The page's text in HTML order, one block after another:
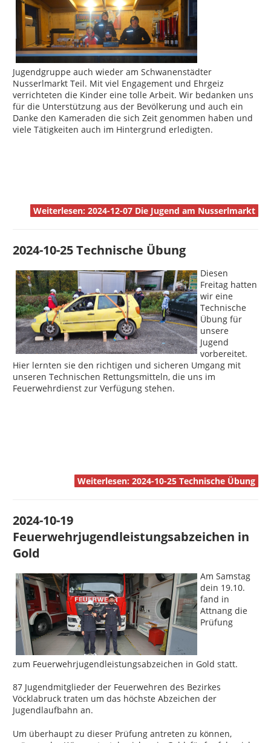
Jugendgruppe auch wieder am Schwanenstädter
Nusserlmarkt Teil. Mit viel Engagement und Ehrgeiz
verrichteten die Kinder eine tolle Arbeit. Wir bedanken uns
für die Unterstützung aus der Bevölkerung und auch ein
Danke den Kameraden die sich Zeit genommen haben und
viele Tätigkeiten auch im Hintergrund erledigten.
Weiterlesen: 2024-12-07 Die Jugend am Nusserlmarkt
2024-10-25 Technische Übung
Diesen
Freitag hatten
wir eine
Technische
Übung für
unsere
Jugend
vorbereitet.
Hier lernten sie den richtigen und sicheren Umgang mit
unseren Technischen Rettungsmitteln, die uns im
Feuerwehrdienst zur Verfügung stehen.
Weiterlesen: 2024-10-25 Technische Übung
2024-10-19
Feuerwehrjugendleistungsabzeichen in
Gold
Am Samstag
dein 19.10.
fand in
Attnang die
Prüfung
zum Feuerwehrjugendleistungsabzeichen in Gold statt.
87 Jugendmitglieder der Feuerwehren des Bezirkes
Vöcklabruck traten um das höchste Abzeichen der
Jugendlaufbahn an.
Um überhaupt zu dieser Prüfung antreten zu können,